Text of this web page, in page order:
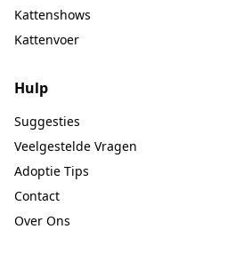
Kattenshows
Kattenvoer
Hulp
Suggesties
Veelgestelde Vragen
Adoptie Tips
Contact
Over Ons